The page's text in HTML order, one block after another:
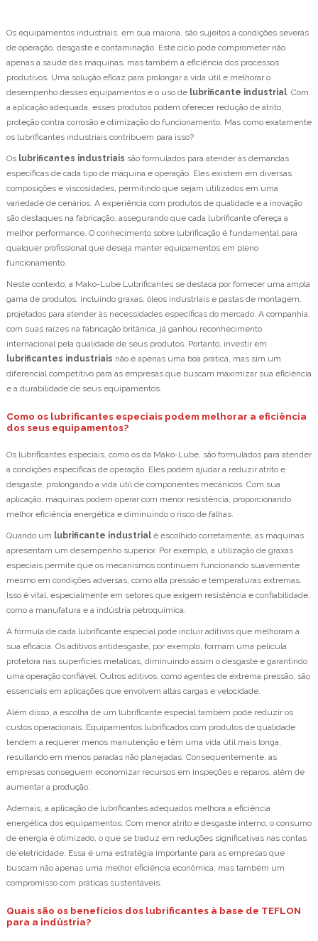
Os equipamentos industriais, em sua maioria, são sujeitos a condições severas
de operação, desgaste e contaminação. Este ciclo pode comprometer não
apenas a saúde das máquinas, mas também a eficiência dos processos
produtivos. Uma solução eficaz para prolongar a vida útil e melhorar o
desempenho desses equipamentos é o uso de lubrificante industrial . Com
a aplicação adequada, esses produtos podem oferecer redução de atrito,
proteção contra corrosão e otimização do funcionamento. Mas como exatamente
os lubrificantes industriais contribuem para isso?
Os lubrificantes industriais são formulados para atender às demandas
específicas de cada tipo de máquina e operação. Eles existem em diversas
composições e viscosidades, permitindo que sejam utilizados em uma
variedade de cenários. A experiência com produtos de qualidade e a inovação
são destaques na fabricação, assegurando que cada lubrificante ofereça a
melhor performance. O conhecimento sobre lubrificação é fundamental para
qualquer profissional que deseja manter equipamentos em pleno
funcionamento.
Neste contexto, a Mako-Lube Lubrificantes se destaca por fornecer uma ampla
gama de produtos, incluindo graxas, óleos industriais e pastas de montagem,
projetados para atender às necessidades específicas do mercado. A companhia,
com suas raízes na fabricação britânica, já ganhou reconhecimento
internacional pela qualidade de seus produtos. Portanto, investir em
lubrificantes industriais não é apenas uma boa prática, mas sim um
diferencial competitivo para as empresas que buscam maximizar sua eficiência
e a durabilidade de seus equipamentos.
Como os lubrificantes especiais podem melhorar a eficiência
dos seus equipamentos?
Os lubrificantes especiais, como os da Mako-Lube, são formulados para atender
a condições específicas de operação. Eles podem ajudar a reduzir atrito e
desgaste, prolongando a vida útil de componentes mecânicos. Com sua
aplicação, máquinas podem operar com menor resistência, proporcionando
melhor eficiência energética e diminuindo o risco de falhas.
Quando um lubrificante industrial é escolhido corretamente, as máquinas
apresentam um desempenho superior. Por exemplo, a utilização de graxas
especiais permite que os mecanismos continuem funcionando suavemente
mesmo em condições adversas, como alta pressão e temperaturas extremas.
Isso é vital, especialmente em setores que exigem resistência e confiabilidade,
como a manufatura e a indústria petroquímica.
A fórmula de cada lubrificante especial pode incluir aditivos que melhoram a
sua eficácia. Os aditivos antidesgaste, por exemplo, formam uma película
protetora nas superfícies metálicas, diminuindo assim o desgaste e garantindo
uma operação confiável. Outros aditivos, como agentes de extrema pressão, são
essenciais em aplicações que envolvem altas cargas e velocidade.
Além disso, a escolha de um lubrificante especial também pode reduzir os
custos operacionais. Equipamentos lubrificados com produtos de qualidade
tendem a requerer menos manutenção e têm uma vida útil mais longa,
resultando em menos paradas não planejadas. Consequentemente, as
empresas conseguem economizar recursos em inspeções e reparos, além de
aumentar a produção.
Ademais, a aplicação de lubrificantes adequados melhora a eficiência
energética dos equipamentos. Com menor atrito e desgaste interno, o consumo
de energia é otimizado, o que se traduz em reduções significativas nas contas
de eletricidade. Essa é uma estratégia importante para as empresas que
buscam não apenas uma melhor eficiência econômica, mas também um
compromisso com práticas sustentáveis.
Quais são os benefícios dos lubrificantes à base de TEFLON
para a indústria?